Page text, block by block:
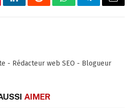
LinkedInRedditWhatsAppTelegramEmail
- Rédacteur web SEO - Blogueur
AIMER